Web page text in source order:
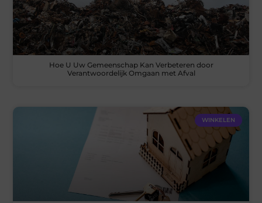
Hoe U Uw Gemeenschap Kan Verbeteren door
Verantwoordelijk Omgaan met Afval
WINKELEN